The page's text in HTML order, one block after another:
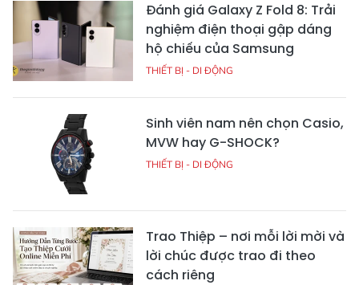
Đánh giá Galaxy Z Fold 8: Trải
nghiệm điện thoại gập dáng
hộ chiếu của Samsung
THIẾT BỊ - DI ĐỘNG
Sinh viên nam nên chọn Casio,
MVW hay G-SHOCK?
THIẾT BỊ - DI ĐỘNG
Trao Thiệp – nơi mỗi lời mời và
lời chúc được trao đi theo
cách riêng